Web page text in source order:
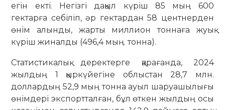
егін екті. Негізгі дақыл күріш 85 мың 600
гектарға себіліп, әр гектардан 58 центнерден
өнім алынды, жарты миллион тоннаға жуық
күріш жиналды (496,4 мың. тонна).
Статистикалық деректерге қарағанда, 2024
жылдың 1 қыркүйегіне облыстан 28,7 млн.
доллардың 52,9 мың тонна ауыл шаруашылығы
өнімдері экспортталған, бұл өткен жылдың осы